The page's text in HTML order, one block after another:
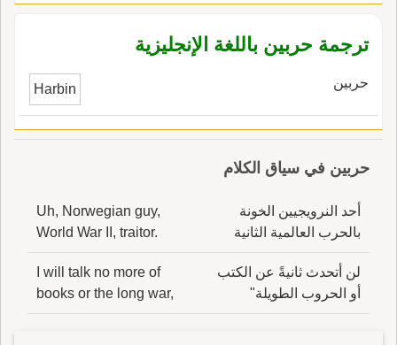
ترجمة حربين باللغة الإنجليزية
حربين Harbin
حربين في سياق الكلام
أحد النرويجيين الخونة
بالحرب العالمية الثانية
Uh, Norwegian guy,
World War II, traitor.
لن أتحدث ثانيةً عن الكتب
أو الحروب الطويلة"
I will talk no more of
books or the long war,